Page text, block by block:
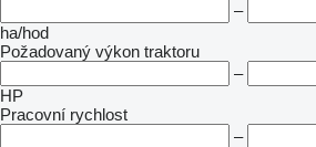
–
ha/hod
Požadovaný výkon traktoru
–
HP
Pracovní rychlost
–